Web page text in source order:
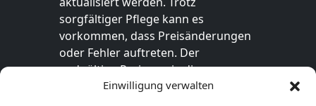
Einwilligung verwalten
sorgfältiger Pflege kann es
vorkommen, dass Preisänderungen
oder Fehler auftreten. Der
endgültige Preis sowie die
Verfügbarkeit des Produkts sind